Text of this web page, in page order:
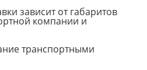
зависит от габаритов
компании и
транспортными